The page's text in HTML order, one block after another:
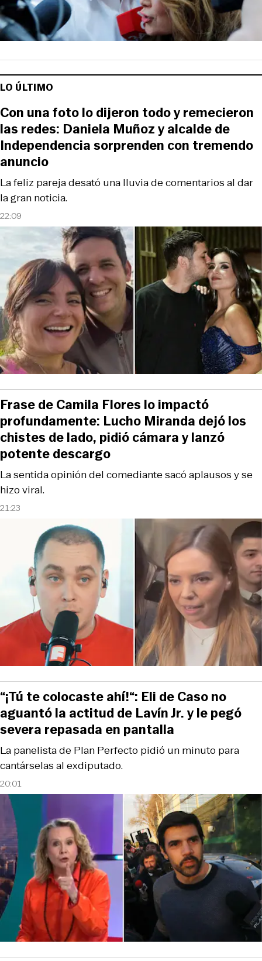
LO ÚLTIMO
22:09
La feliz pareja desató una lluvia de comentarios al dar
la gran noticia.
Con una foto lo dijeron todo y remecieron
las redes: Daniela Muñoz y alcalde de
Independencia sorprenden con tremendo
anuncio
21:23
La sentida opinión del comediante sacó aplausos y se
hizo viral.
Frase de Camila Flores lo impactó
profundamente: Lucho Miranda dejó los
chistes de lado, pidió cámara y lanzó
potente descargo
20:01
La panelista de Plan Perfecto pidió un minuto para
cantárselas al exdiputado.
“¡Tú te colocaste ahí!“: Eli de Caso no
aguantó la actitud de Lavín Jr. y le pegó
severa repasada en pantalla